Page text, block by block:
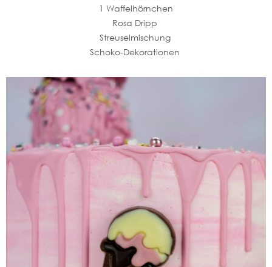
1 Waffelhörnchen
Rosa Dripp
Streuselmischung
Schoko-Dekorationen